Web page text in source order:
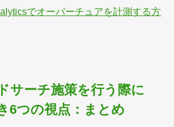
でオーバーチュアを計測する方
サーチ施策を行う際に
6つの視点：まとめ